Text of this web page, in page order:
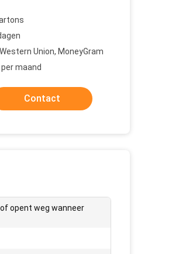
Union, MoneyGram
maand
Contact
opent weg wanneer